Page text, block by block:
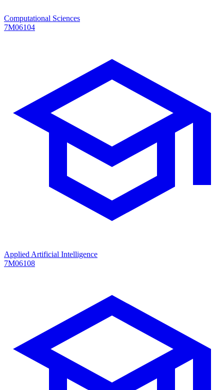
Computational Sciences
7M06104
Applied Artificial Intelligence
7M06108